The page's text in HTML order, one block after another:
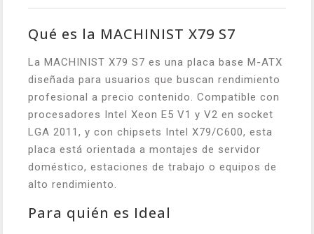
Qué es la MACHINIST X79 S7
La MACHINIST X79 S7 es una placa base M-ATX
diseñada para usuarios que buscan rendimiento
profesional a precio contenido. Compatible con
procesadores Intel Xeon E5 V1 y V2 en socket
LGA 2011, y con chipsets Intel X79/C600, esta
placa está orientada a montajes de servidor
doméstico, estaciones de trabajo o equipos de
alto rendimiento.
Para quién es Ideal